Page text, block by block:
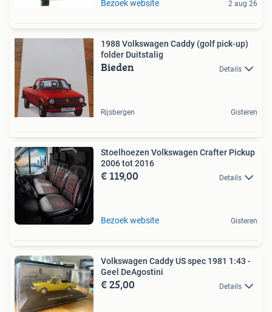
Bezoek website 2 aug 26
1988 Volkswagen Caddy (golf pick-up)
folder Duitstalig
Bieden Details
Rijsbergen Gisteren
Stoelhoezen Volkswagen Crafter Pickup
2006 tot 2016
€ 119,00 Details
Bezoek website Gisteren
Volkswagen Caddy US spec 1981 1:43 -
Geel DeAgostini
€ 25,00 Details